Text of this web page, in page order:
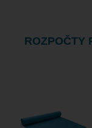
ROZPOČTY